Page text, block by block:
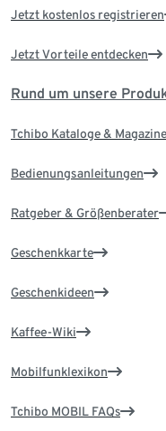
Jetzt kostenlos registrieren
Jetzt Vorteile entdecken
Rund um unsere
Tchibo Kataloge & Magazine
Bedienungsanleitungen
Ratgeber & Größenberater
Geschenkkarte
Geschenkideen
Kaffee-Wiki
Mobilfunklexikon
Tchibo MOBIL FAQs